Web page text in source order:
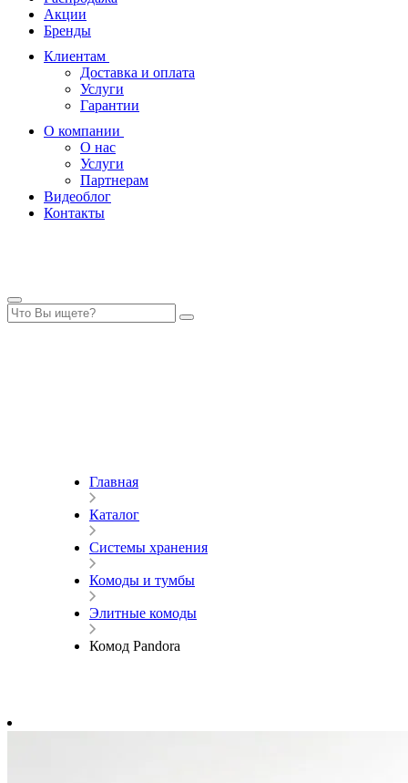
Акции
Бренды
Клиентам
Доставка и оплата
Услуги
Гарантии
О компании
О нас
Услуги
Партнерам
Видеоблог
Контакты
Главная
Каталог
Системы хранения
Комоды и тумбы
Элитные комоды
Комод Pandora